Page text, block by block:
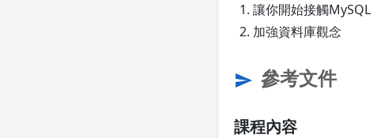
讓你開始接觸MySQL
加強資料庫觀念
send 參考文件
課程內容